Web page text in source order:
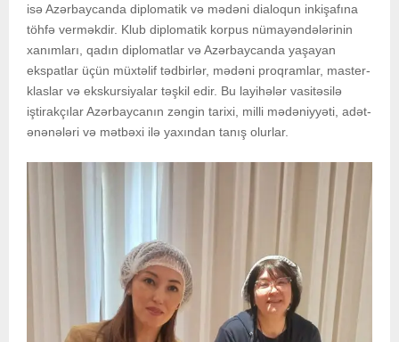
isə Azərbaycanda diplomatik və mədəni dialoqun inkişafına
töhfə verməkdir. Klub diplomatik korpus nümayəndələrinin
xanımları, qadın diplomatlar və Azərbaycanda yaşayan
ekspatlar üçün müxtəlif tədbirlər, mədəni proqramlar, master-
klaslar və ekskursiyalar təşkil edir. Bu layihələr vasitəsilə
iştirakçılar Azərbaycanın zəngin tarixi, milli mədəniyyəti, adət-
ənənələri və mətbəxi ilə yaxından tanış olurlar.